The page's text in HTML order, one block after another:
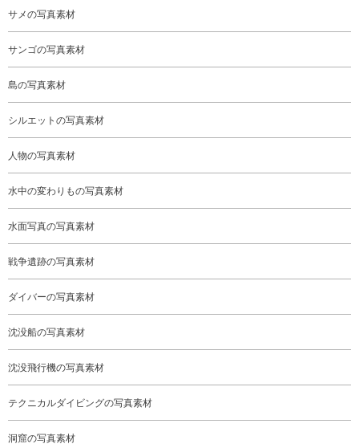
サメの写真素材
サンゴの写真素材
島の写真素材
シルエットの写真素材
人物の写真素材
水中の変わりもの写真素材
水面写真の写真素材
戦争遺跡の写真素材
ダイバーの写真素材
沈没船の写真素材
沈没飛行機の写真素材
テクニカルダイビングの写真素材
洞窟の写真素材